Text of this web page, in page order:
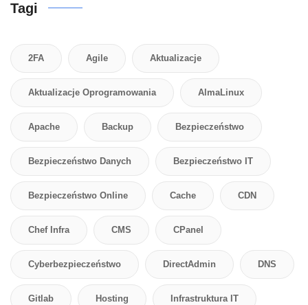
Tagi
2FA Agile Aktualizacje
Aktualizacje Oprogramowania AlmaLinux
Apache Backup Bezpieczeństwo
Bezpieczeństwo Danych Bezpieczeństwo IT
Bezpieczeństwo Online Cache CDN
Chef Infra CMS CPanel
Cyberbezpieczeństwo DirectAdmin DNS
Gitlab Hosting Infrastruktura IT